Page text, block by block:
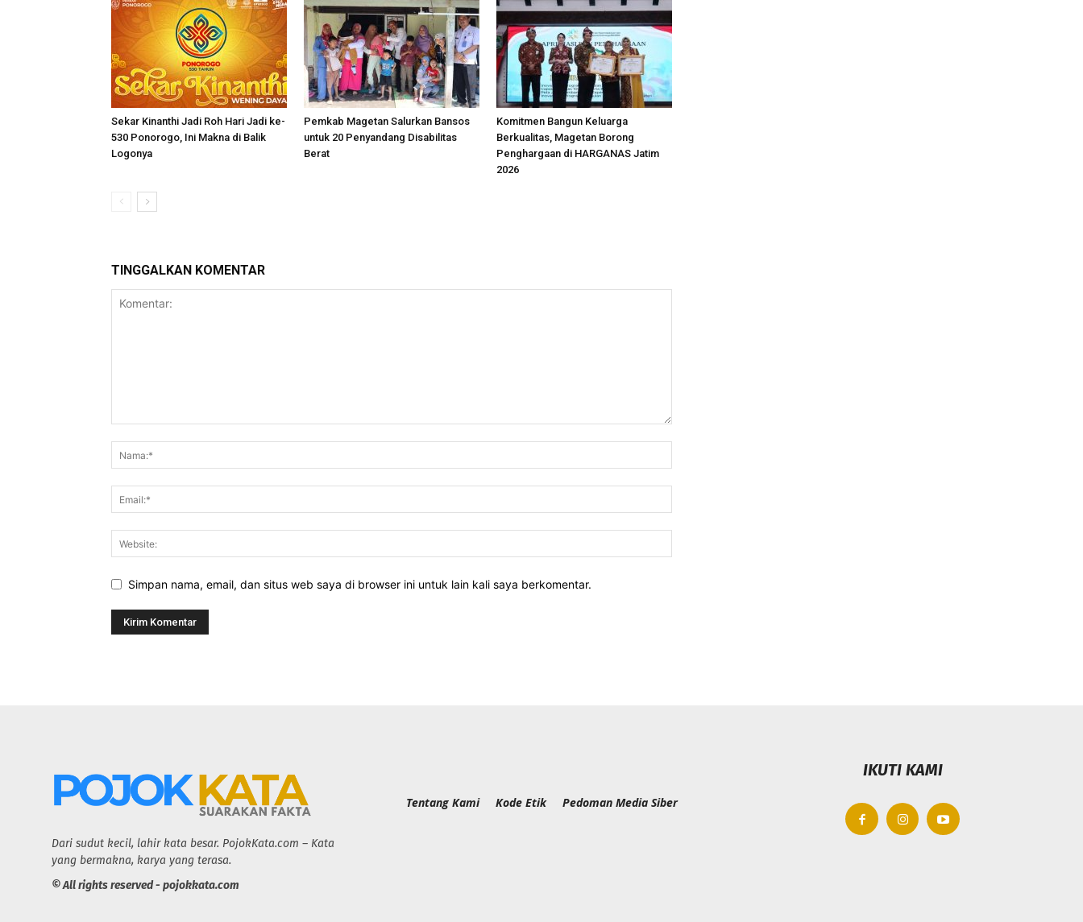
Sekar Kinanthi Jadi Roh Hari Jadi ke-
530 Ponorogo, Ini Makna di Balik
Logonya
Pemkab Magetan Salurkan Bansos
untuk 20 Penyandang Disabilitas
Berat
Komitmen Bangun Keluarga
Berkualitas, Magetan Borong
Penghargaan di HARGANAS Jatim
2026
TINGGALKAN KOMENTAR
Simpan nama, email, dan situs web saya di browser ini untuk lain kali saya berkomentar.
Dari sudut kecil, lahir kata besar. PojokKata.com – Kata
yang bermakna, karya yang terasa.
© All rights reserved - pojokkata.com
Tentang Kami Kode Etik Pedoman Media Siber
IKUTI KAMI